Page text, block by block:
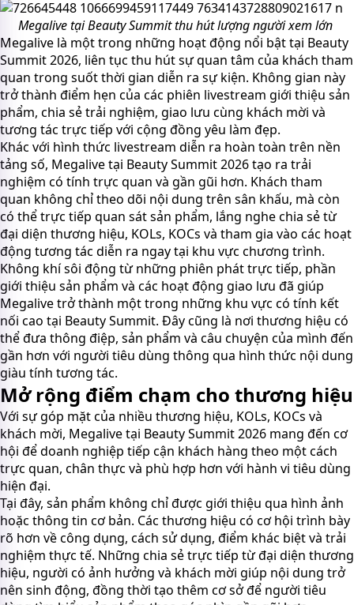
Megalive tại Beauty Summit thu hút lượng người xem lớn
Megalive là một trong những hoạt động nổi bật tại Beauty
Summit 2026, liên tục thu hút sự quan tâm của khách tham
quan trong suốt thời gian diễn ra sự kiện. Không gian này
trở thành điểm hẹn của các phiên livestream giới thiệu sản
phẩm, chia sẻ trải nghiệm, giao lưu cùng khách mời và
tương tác trực tiếp với cộng đồng yêu làm đẹp.
Khác với hình thức livestream diễn ra hoàn toàn trên nền
tảng số, Megalive tại Beauty Summit 2026 tạo ra trải
nghiệm có tính trực quan và gần gũi hơn. Khách tham
quan không chỉ theo dõi nội dung trên sân khấu, mà còn
có thể trực tiếp quan sát sản phẩm, lắng nghe chia sẻ từ
đại diện thương hiệu, KOLs, KOCs và tham gia vào các hoạt
động tương tác diễn ra ngay tại khu vực chương trình.
Không khí sôi động từ những phiên phát trực tiếp, phần
giới thiệu sản phẩm và các hoạt động giao lưu đã giúp
Megalive trở thành một trong những khu vực có tính kết
nối cao tại Beauty Summit. Đây cũng là nơi thương hiệu có
thể đưa thông điệp, sản phẩm và câu chuyện của mình đến
gần hơn với người tiêu dùng thông qua hình thức nội dung
giàu tính tương tác.
Mở rộng điểm chạm cho thương hiệu
Với sự góp mặt của nhiều thương hiệu, KOLs, KOCs và
khách mời, Megalive tại Beauty Summit 2026 mang đến cơ
hội để doanh nghiệp tiếp cận khách hàng theo một cách
trực quan, chân thực và phù hợp hơn với hành vi tiêu dùng
hiện đại.
Tại đây, sản phẩm không chỉ được giới thiệu qua hình ảnh
hoặc thông tin cơ bản. Các thương hiệu có cơ hội trình bày
rõ hơn về công dụng, cách sử dụng, điểm khác biệt và trải
nghiệm thực tế. Những chia sẻ trực tiếp từ đại diện thương
hiệu, người có ảnh hưởng và khách mời giúp nội dung trở
nên sinh động, đồng thời tạo thêm cơ sở để người tiêu